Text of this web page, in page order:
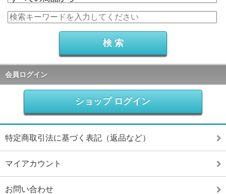
会員ログイン
ショップ ログイン
特定商取引法に基づく表記（返品など）
マイアカウント
お問い合わせ